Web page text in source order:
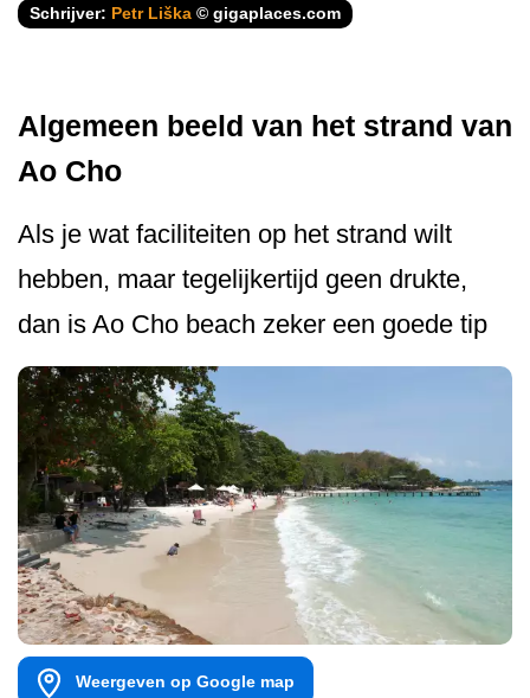
Schrijver: Petr Liška © gigaplaces.com
Algemeen beeld van het strand van
Ao Cho
Als je wat faciliteiten op het strand wilt
hebben, maar tegelijkertijd geen drukte,
dan is Ao Cho beach zeker een goede tip
Weergeven op Google map